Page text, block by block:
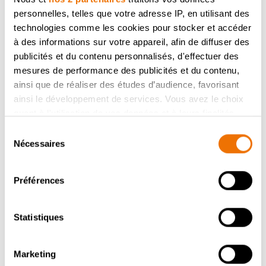
personnelles, telles que votre adresse IP, en utilisant des
technologies comme les cookies pour stocker et accéder
à des informations sur votre appareil, afin de diffuser des
publicités et du contenu personnalisés, d'effectuer des
mesures de performance des publicités et du contenu,
ainsi que de réaliser des études d’audience, favorisant
ainsi le développement de services. Vous avez le choix
tout moment en consultant la Déclaration relative aux
cookies ou en cliquant sur l'icône de confidentialité.
Si vous le permettez, nous aimerions également :
géographique qui peuvent être précises à plusieurs
Identifier votre appareil en l'analysant activement
pour en relever les caractéristiques spécifiques
Nécessaires
Préférences
Statistiques
Marketing